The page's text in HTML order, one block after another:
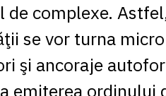
de complexe.
se vor turna
şi ancoraje
emiterea ordinului